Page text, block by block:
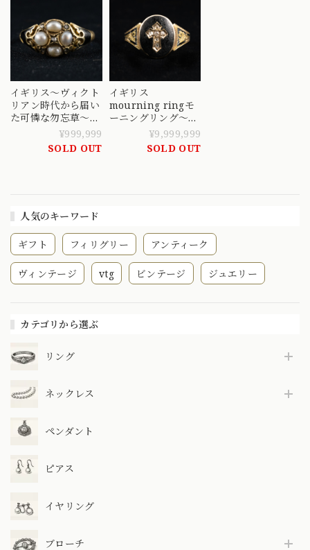
人気のキーワード
ギフト フィリグリー アンティーク
ヴィンテージ vtg ビンテージ ジュエリー
カテゴリから選ぶ
リング
ネックレス
ペンダント
ピアス
イヤリング
ブローチ
う〜 DR00687
イギリス〜ヴィクト
リアン時代から届い
た可憐な勿忘草〜パ
ールとアンティーク
カットダイタモンド
が美しいモーニング
¥999,999
SOLD OUT
イギリス
mourning ringモ
ーニングリング〜十
字架とローズカット
ダイヤ〜祈りのアン
ティークジュエリ
¥9,999,999
SOLD OUT